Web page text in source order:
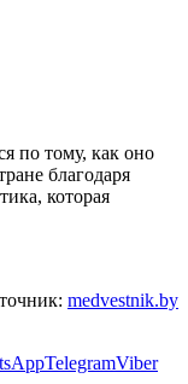
по тому, как оно
благодаря
которая
medvestnik.by
TelegramViber